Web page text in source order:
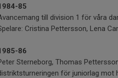
85
till division 1 för våra
Cristina Pettersson, Lena
86
Sterneborg, Thomas
för juniorlag mot